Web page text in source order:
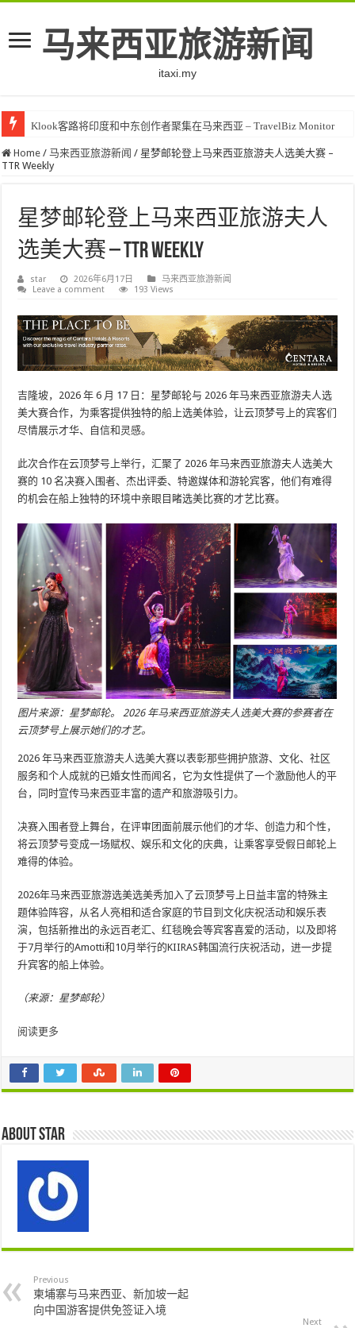
马来西亚旅游新闻
itaxi.my
Klook客路将印度和中东创作者聚集在马来西亚 – TravelBiz Monitor
Home / 马来西亚旅游新闻 / 星梦邮轮登上马来西亚旅游夫人选美大赛 –
TTR Weekly
星梦邮轮登上马来西亚旅游夫人
选美大赛 – TTR Weekly
star 2026年6月17日
马来西亚旅游新闻
Leave a comment
193 Views
吉隆坡，2026 年 6 月 17 日：星梦邮轮与 2026 年马来西亚旅游夫人选
美大赛合作，为乘客提供独特的船上选美体验，让云顶梦号上的宾客们
尽情展示才华、自信和灵感。
此次合作在云顶梦号上举行，汇聚了 2026 年马来西亚旅游夫人选美大
赛的 10 名决赛入围者、杰出评委、特邀媒体和游轮宾客，他们有难得
的机会在船上独特的环境中亲眼目睹选美比赛的才艺比赛。
图片来源：星梦邮轮。 2026 年马来西亚旅游夫人选美大赛的参赛者在
云顶梦号上展示她们的才艺。
2026 年马来西亚旅游夫人选美大赛以表彰那些拥护旅游、文化、社区
服务和个人成就的已婚女性而闻名，它为女性提供了一个激励他人的平
台，同时宣传马来西亚丰富的遗产和旅游吸引力。
决赛入围者登上舞台，在评审团面前展示他们的才华、创造力和个性，
将云顶梦号变成一场赋权、娱乐和文化的庆典，让乘客享受假日邮轮上
难得的体验。
2026年马来西亚旅游选美选美秀加入了云顶梦号上日益丰富的特殊主
题体验阵容，从名人亮相和适合家庭的节目到文化庆祝活动和娱乐表
演，包括新推出的永远百老汇、红毯晚会等宾客喜爱的活动，以及即将
于7月举行的Amotti和10月举行的KIIRAS韩国流行庆祝活动，进一步提
升宾客的船上体验。
（来源：星梦邮轮）
阅读更多
About star
Previous
柬埔寨与马来西亚、新加坡一起
向中国游客提供免签证入境
Next